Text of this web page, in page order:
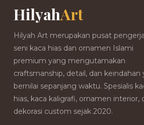
HilyahArt
Hilyah Art merupakan pusat
seni kaca hias dan ornamen Islami
premium yang mengutamakan
craftsmanship, detail, dan keindahan
bernilai sepanjang waktu. Spesialis
hias, kaca kaligrafi, ornamen interior,
dekorasi custom sejak 2020.